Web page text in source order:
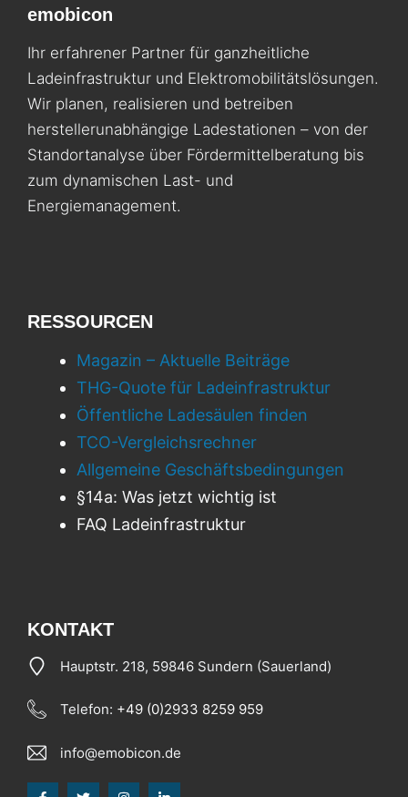
emobicon
Ihr erfahrener Partner für ganzheitliche
Ladeinfrastruktur und Elektromobilitäts­lösungen.
Wir planen, realisieren und betreiben
herstellerunabhängige Ladestationen – von der
Standortanalyse über Fördermittelberatung bis
zum dynamischen Last- und
Energiemanagement.
RESSOURCEN
Magazin – Aktuelle Beiträge
THG-Quote für Ladeinfrastruktur
Öffentliche Ladesäulen finden
TCO-Vergleichsrechner
Allgemeine Geschäftsbedingungen
§14a: Was jetzt wichtig ist
FAQ Ladeinfrastruktur
KONTAKT
Hauptstr. 218, 59846 Sundern (Sauerland)
Telefon: +49 (0)2933 8259 959
info@emobicon.de